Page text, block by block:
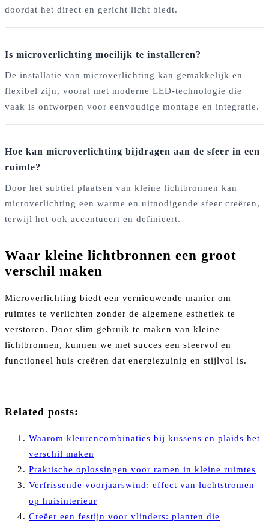
doordat het direct en gericht licht biedt.
Is microverlichting moeilijk te installeren?
De installatie van microverlichting kan gemakkelijk en
flexibel zijn, vooral met moderne LED-technologie die
vaak is ontworpen voor eenvoudige montage en integratie.
Hoe kan microverlichting bijdragen aan de sfeer in een
ruimte?
Door het subtiel plaatsen van kleine lichtbronnen kan
microverlichting een warme en uitnodigende sfeer creëren,
terwijl het ook accentueert en definieert.
Waar kleine lichtbronnen een groot
verschil maken
Microverlichting biedt een vernieuwende manier om
ruimtes te verlichten zonder de algemene esthetiek te
verstoren. Door slim gebruik te maken van kleine
lichtbronnen, kunnen we met succes een sfeervol en
functioneel huis creëren dat energiezuinig en stijlvol is.
Related posts:
Waarom kleurencombinaties bij kussens en plaids het
verschil maken
Praktische oplossingen voor ramen in kleine ruimtes
Verfrissende voorjaarswind: effect van luchtstromen
op huisinterieur
Creëer een festijn voor vlinders: planten die